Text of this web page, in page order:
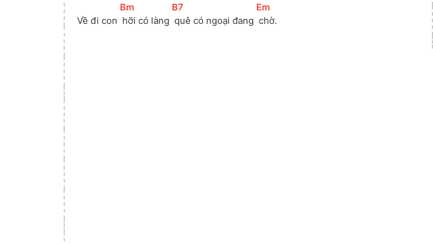
Về đi con
[Bm
hỡi có làng
[B7
quê có ngoại đang
[Em
chờ.